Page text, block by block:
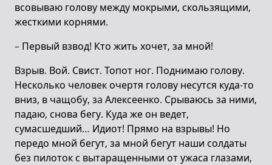
всовываю голову между мокрыми, скользящими,
жесткими корнями.
– Первый взвод! Кто жить хочет, за мной!
Взрыв. Вой. Свист. Топот ног. Поднимаю голову.
Несколько человек очертя голову несутся куда-то
вниз, в чащобу, зa Алексеенко. Срываюсь за ними,
падаю, снова бегу. Куда же он ведет,
сумасшедший… Идиот! Прямо на взрывы! Но
передо мной бегут, за мной бегут наши солдаты
без пилоток с вытаращенными от ужаса глазами,